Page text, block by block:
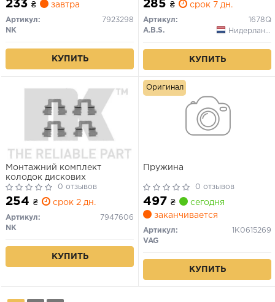
233 ₴ завтра
Артикул:
7923298
NK
КУПИТЬ
285 ₴ срок 7 дн.
Артикул:
1678Q
A.B.S.
Нидерланды
КУПИТЬ
Монтажний комплект
колодок дискових
0 отзывов
254 ₴ срок 2 дн.
Артикул:
7947606
NK
КУПИТЬ
Пружина
0 отзывов
497 ₴
сегодня
заканчивается
Артикул:
1K0615269
VAG
КУПИТЬ
Оригинал